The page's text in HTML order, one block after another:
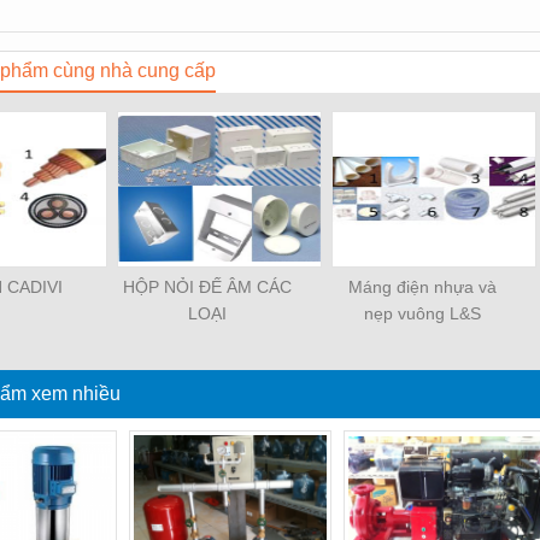
cùng nhà cung cấp
CADIVI
HỘP NỎI ĐẾ ÂM CÁC
LOẠI
Máng điện nhựa và
nẹp vuông L&S
xem nhiều